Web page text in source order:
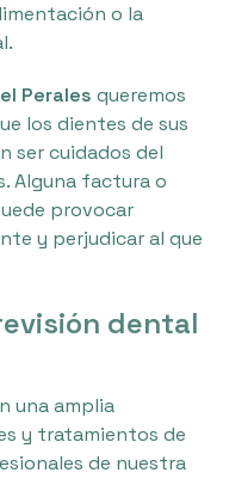
o la
Perales queremos
los dientes de sus
ser cuidados del
Alguna factura o
provocar
y perjudicar al que
dental
una amplia
y tratamientos de
de nuestra